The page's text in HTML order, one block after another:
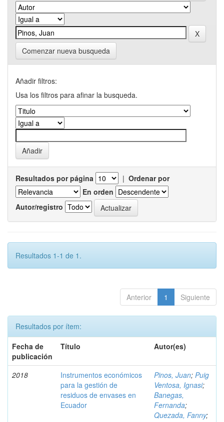
Comenzar nueva busqueda
Añadir filtros:
Usa los filtros para afinar la busqueda.
Resultados por página | Ordenar por
En orden
Autor/registro
Resultados 1-1 de 1.
Anterior 1 Siguiente
Resultados por ítem:
Fecha de
publicación
Título Autor(es)
2018
Instrumentos económicos
para la gestión de
residuos de envases en
Ecuador
Pinos, Juan; Puig
Ventosa, Ignasi;
Banegas,
Fernanda;
Quezada, Fanny;